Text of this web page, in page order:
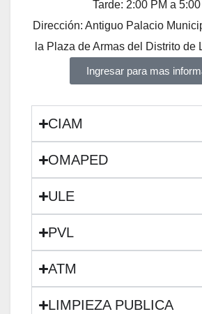
Tarde: 2:00 PM a 5:00
Dirección: Antiguo Palacio
la Plaza de Armas del Distrito de
Ingresar para mas
CIAM
OMAPED
ULE
PVL
ATM
LIMPIEZA PUBLICA